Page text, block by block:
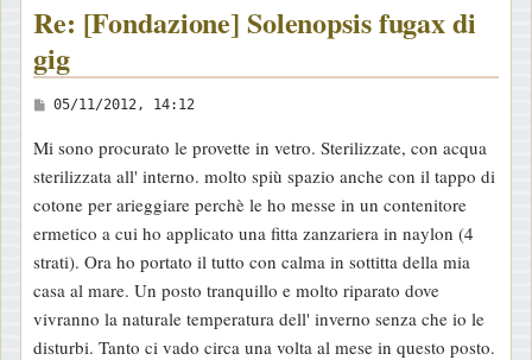
Re: [Fondazione] Solenopsis fugax di
gig
M
s
s
a
g
g
i
o
05/11/2012, 14:12
Mi sono procurato le provette in vetro. Sterilizzate, con acqua
sterilizzata all' interno. molto spiù spazio anche con il tappo di
cotone per arieggiare perchè le ho messe in un contenitore
ermetico a cui ho applicato una fitta zanzariera in naylon (4
strati). Ora ho portato il tutto con calma in sottitta della mia
casa al mare. Un posto tranquillo e molto riparato dove
vivranno la naturale temperatura dell' inverno senza che io le
disturbi. Tanto ci vado circa una volta al mese in questo posto.